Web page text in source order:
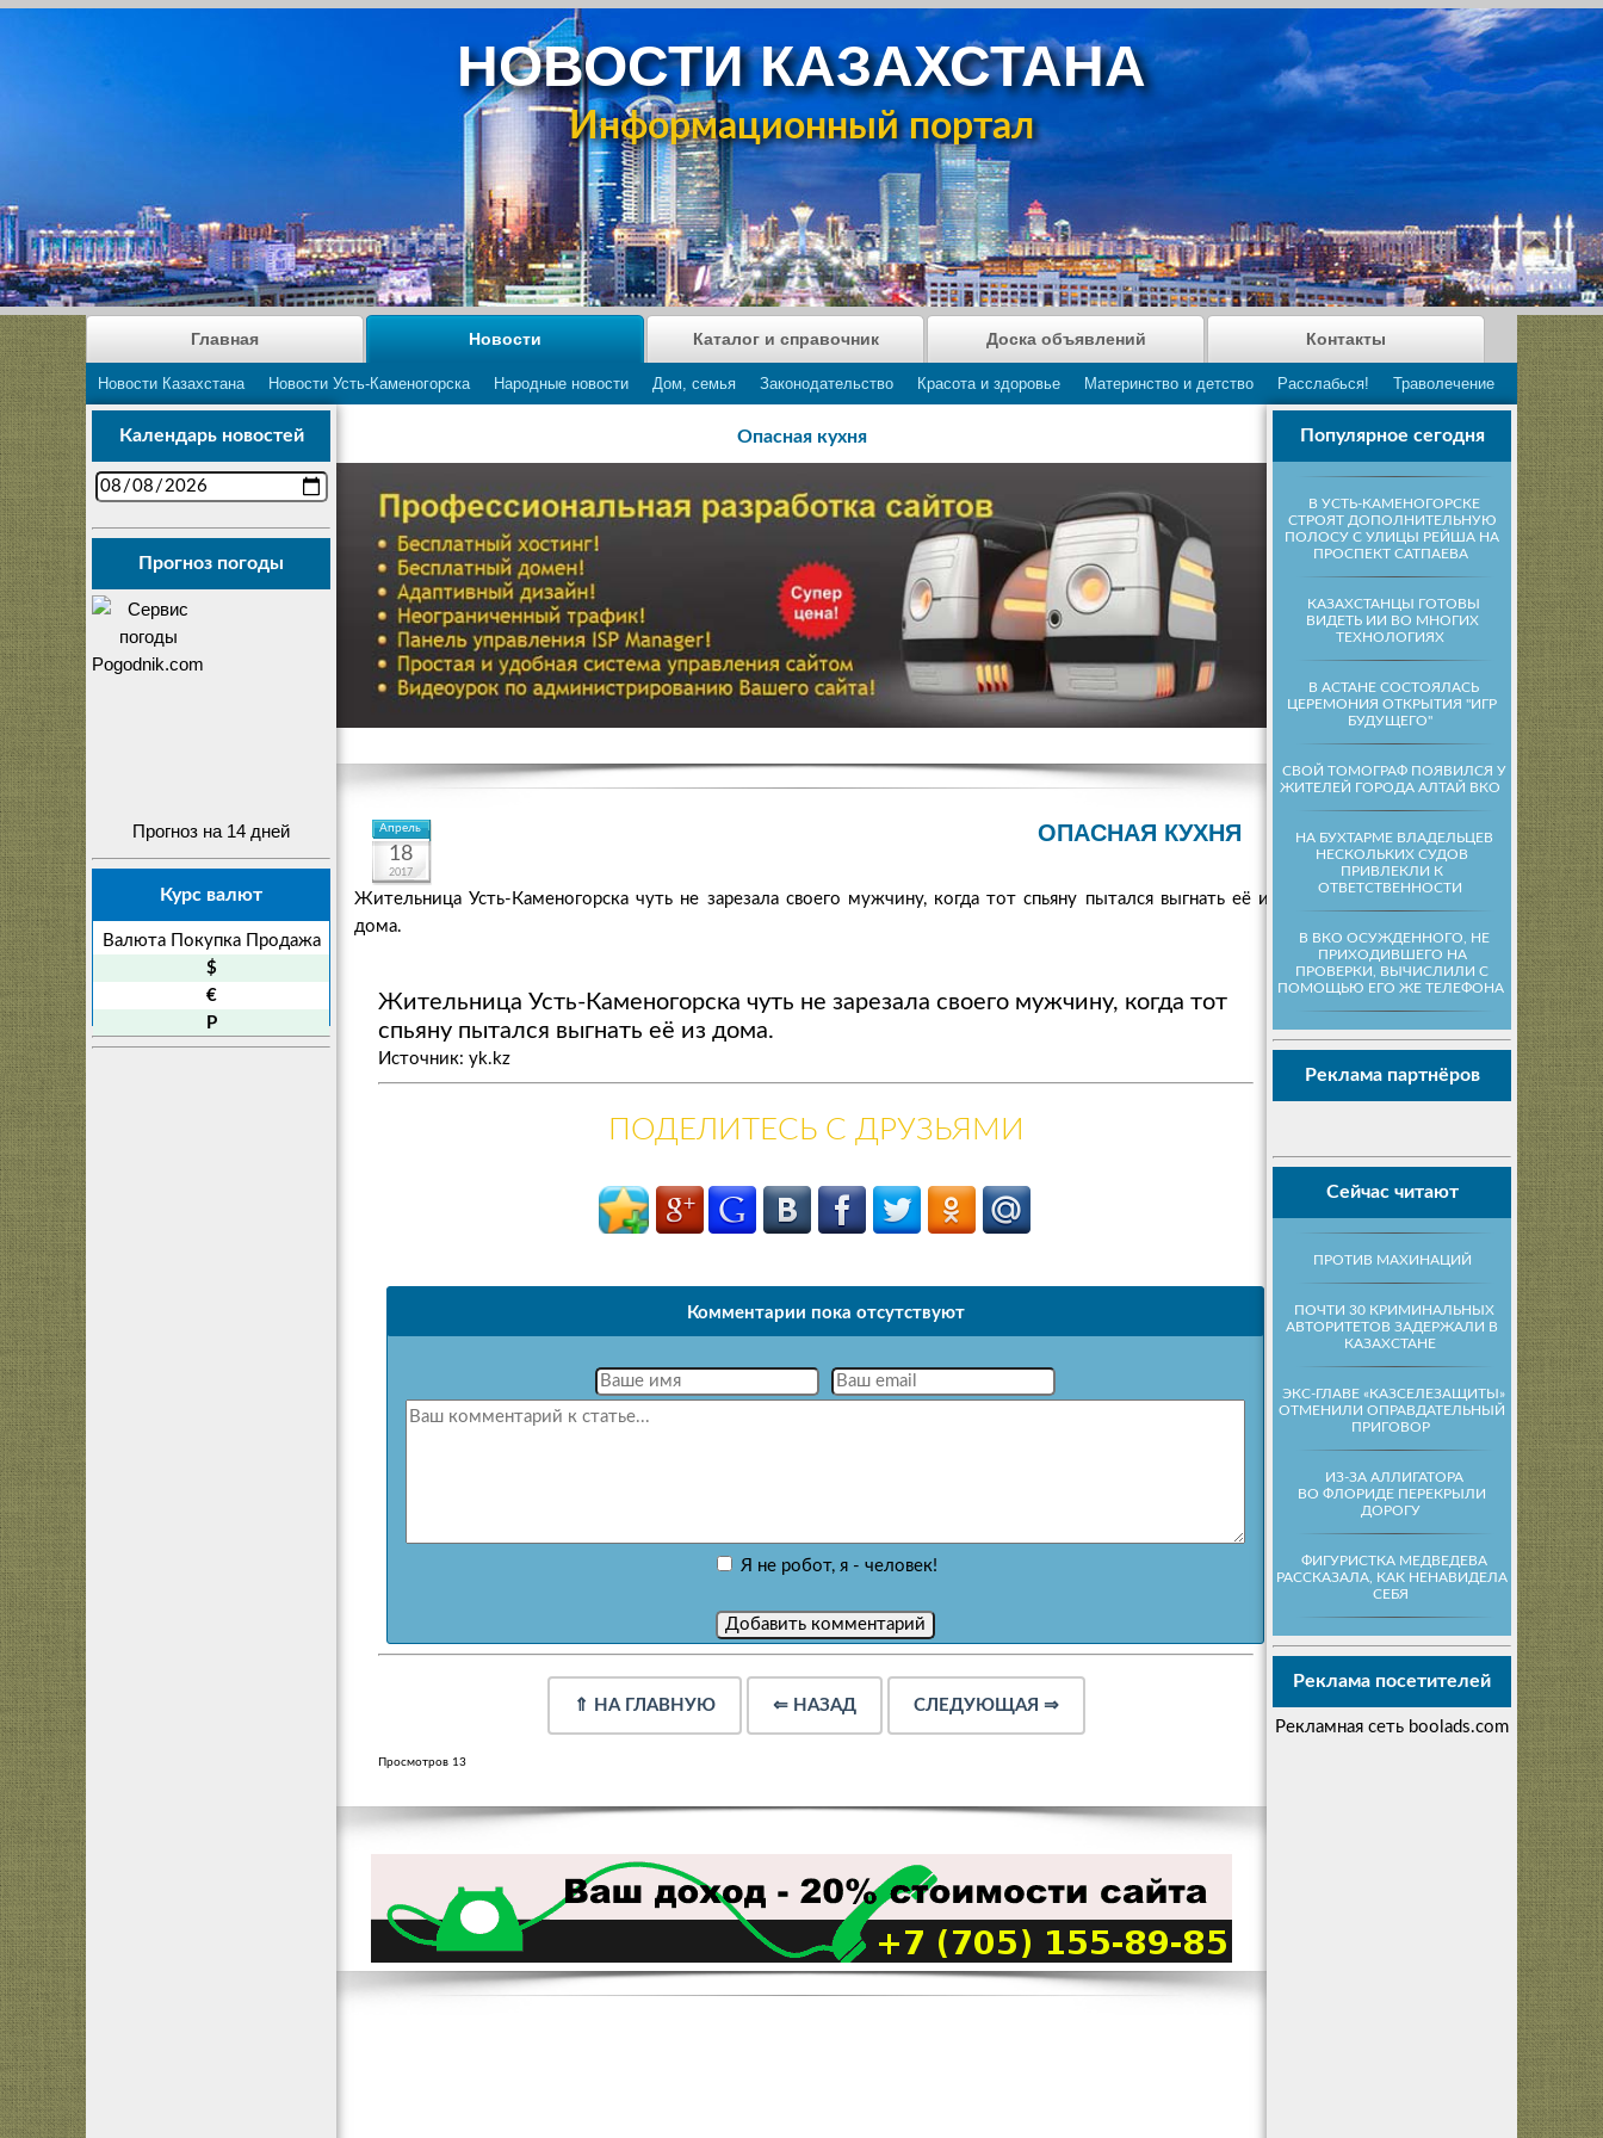
НОВОСТИ КАЗАХСТАНА
Информационный портал
Главная Новости
Новости Казахстана Новости Усть-Каменогорска Народные новости Дом, семья Законодательство Красота и здоровье Материнство и детство Расслабься! Траволечение
Каталог и справочник Доска объявлений Контакты
Популярное сегодня
В УСТЬ-КАМЕНОГОРСКЕ
СТРОЯТ ДОПОЛНИТЕЛЬНУЮ
ПОЛОСУ С УЛИЦЫ РЕЙША НА
ПРОСПЕКТ САТПАЕВА
КАЗАХСТАНЦЫ ГОТОВЫ
ВИДЕТЬ ИИ ВО МНОГИХ
ТЕХНОЛОГИЯХ
В АСТАНЕ СОСТОЯЛАСЬ
ЦЕРЕМОНИЯ ОТКРЫТИЯ "ИГР
БУДУЩЕГО"
СВОЙ ТОМОГРАФ ПОЯВИЛСЯ У
ЖИТЕЛЕЙ ГОРОДА АЛТАЙ ВКО
НА БУХТАРМЕ ВЛАДЕЛЬЦЕВ
НЕСКОЛЬКИХ СУДОВ
ПРИВЛЕКЛИ К
ОТВЕТСТВЕННОСТИ
В ВКО ОСУЖДЕННОГО, НЕ
ПРИХОДИВШЕГО НА
ПРОВЕРКИ, ВЫЧИСЛИЛИ С
ПОМОЩЬЮ ЕГО ЖЕ ТЕЛЕФОНА
Реклама партнёров
Сейчас читают
ПРОТИВ МАХИНАЦИЙ
ПОЧТИ 30 КРИМИНАЛЬНЫХ
АВТОРИТЕТОВ ЗАДЕРЖАЛИ В
КАЗАХСТАНЕ
ЭКС-ГЛАВЕ «КАЗСЕЛЕЗАЩИТЫ»
ОТМЕНИЛИ ОПРАВДАТЕЛЬНЫЙ
ПРИГОВОР
ИЗ-ЗА АЛЛИГАТОРА
ВО ФЛОРИДЕ ПЕРЕКРЫЛИ
ДОРОГУ
ФИГУРИСТКА МЕДВЕДЕВА
РАССКАЗАЛА, КАК НЕНАВИДЕЛА
СЕБЯ
Реклама посетителей
Рекламная сеть boolads.com
Календарь новостей
Прогноз погоды
Прогноз на 14 дней
Курс валют
Валюта Покупка
Продажа
$
€
P
Опасная кухня
Апрель
18
2017
ОПАСНАЯ КУХНЯ
Жительница Усть-Каменогорска чуть не зарезала своего мужчину, когда тот спьяну пытался выгнать её из
дома.
Жительница Усть-Каменогорска чуть не зарезала своего мужчину, когда тот
спьяну пытался выгнать её из дома.
Источник: yk.kz
ПОДЕЛИТЕСЬ С ДРУЗЬЯМИ
Комментарии пока отсутствуют
Я не робот, я - человек!
⇑ НА ГЛАВНУЮ ⇐ НАЗАД СЛЕДУЮЩАЯ ⇒
Просмотров 13